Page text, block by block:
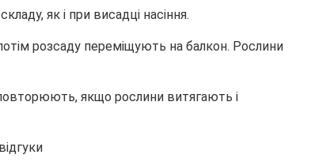
як і при висадці насіння.
розсаду переміщують на балкон. Рослини
якщо рослини витягають і